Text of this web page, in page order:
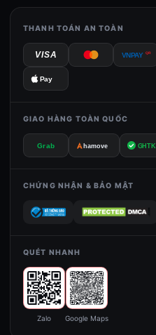
THANH TOÁN AN TOÀN
VISA VNPAY QR
Pay
GIAO HÀNG TOÀN QUỐC
Grab hamove GHTK
CHỨNG NHẬN & BẢO MẬT
QUÉT NHANH
Zalo Google Maps